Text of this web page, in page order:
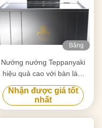
Băng
Nướng nướng Teppanyaki
hiệu quả cao với bàn làm
việc bằng thép hợp kim cấp
thực phẩm 20mm & Sưởi ấm
thông minh
Nhận được giá tốt
nhất